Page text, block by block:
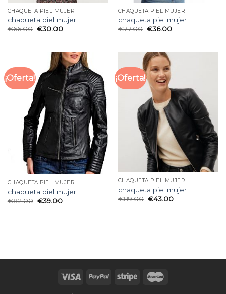
CHAQUETA PIEL MUJER
chaqueta piel mujer
€66.00 €30.00
CHAQUETA PIEL MUJER
chaqueta piel mujer
€77.00 €36.00
¡Oferta!
CHAQUETA PIEL MUJER
chaqueta piel mujer
€82.00 €39.00
¡Oferta!
CHAQUETA PIEL MUJER
chaqueta piel mujer
€89.00 €43.00